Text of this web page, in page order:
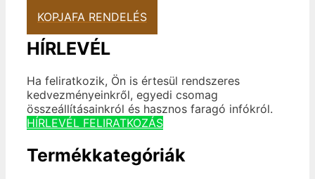
KOPJAFA RENDELÉS
HÍRLEVÉL
Ha feliratkozik, Ön is értesül rendszeres
kedvezményeinkről, egyedi csomag
összeállításainkról és hasznos faragó infókról.
HÍRLEVÉL FELIRATKOZÁS
Termékkategóriák